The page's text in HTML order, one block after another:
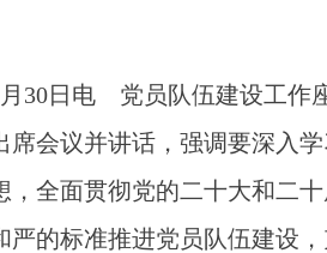
日电 党员队伍建设工作
席会议并讲话，强调要深入
，全面贯彻党的二十大和二
严的标准推进党员队伍建设